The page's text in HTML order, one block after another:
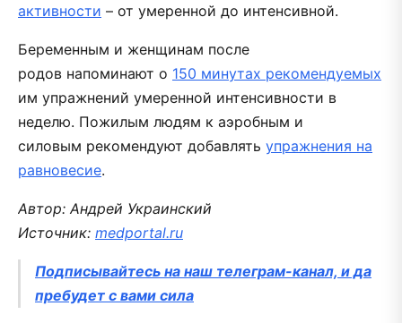
активности – от умеренной до интенсивной.
Беременным и женщинам после
родов напоминают о 150 минутах рекомендуемых
им упражнений умеренной интенсивности в
неделю. Пожилым людям к аэробным и
силовым рекомендуют добавлять упражнения на
равновесие.
Автор: Андрей Украинский
Источник: medportal.ru
Подписывайтесь на наш телеграм-канал, и да
пребудет с вами сила